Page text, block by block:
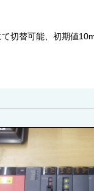
切替可能、初期値